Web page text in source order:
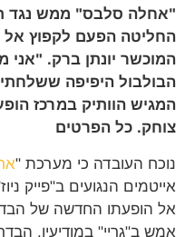
סלבס" ממש נגד תרבות
הפעם לקפוץ אל
יונתן ברק. "אני
היפיפה ששלחתי
הוותיק במרכז
כל הפרטים
העובדה כי מערכת "אחלה
הנגועים ב"פייק
החדשה של הבדרן
ב"גריי" במודיעין.